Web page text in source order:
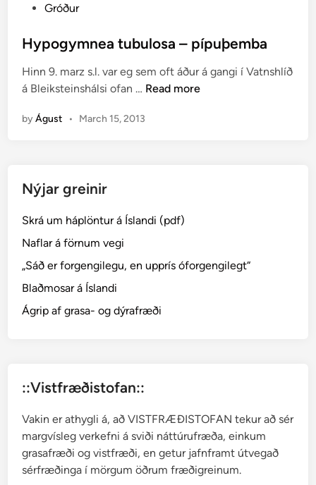
s
e
d
n
Gróður
Hypogymnea tubulosa – pípuþemba
Hinn 9. marz s.l. var eg sem oft áður á gangi í Vatnshlíð
á Bleiksteinshálsi ofan … H
e
u
u
í
p
u
þ
Read more
byÁgust • March 15, 2013
Nýjar greinir
Skrá um háplöntur á Íslandi (pdf)
Naflar á förnum vegi
„Sáð er forgengilegu, en upprís óforgengilegt“
Blaðmosar á Íslandi
Ágrip af grasa- og dýrafræði
::Vistfræðistofan::
Vakin er athygli á, að VISTFRÆÐISTOFAN tekur að sér
margvísleg verkefni á sviði náttúrufræða, einkum
grasafræði og vistfræði, en getur jafnframt útvegað
sérfræðinga í mörgum öðrum fræðigreinum.